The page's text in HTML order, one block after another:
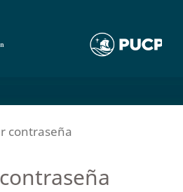
contraseña